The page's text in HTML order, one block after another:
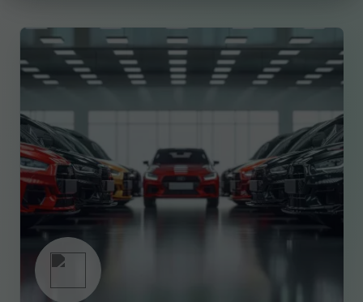
Als meinen Standort wählen